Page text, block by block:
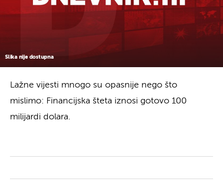
Slika nije dostupna
Lažne vijesti mnogo su opasnije nego što
mislimo: Financijska šteta iznosi gotovo 100
milijardi dolara.